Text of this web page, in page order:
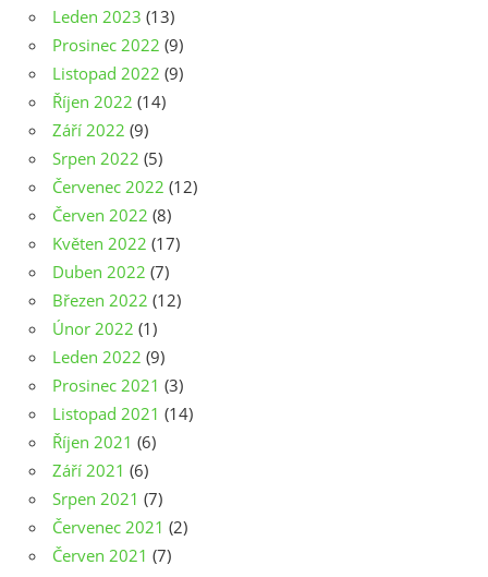
Leden 2023 (13)
Prosinec 2022 (9)
Listopad 2022 (9)
Říjen 2022 (14)
Září 2022 (9)
Srpen 2022 (5)
Červenec 2022 (12)
Červen 2022 (8)
Květen 2022 (17)
Duben 2022 (7)
Březen 2022 (12)
Únor 2022 (1)
Leden 2022 (9)
Prosinec 2021 (3)
Listopad 2021 (14)
Říjen 2021 (6)
Září 2021 (6)
Srpen 2021 (7)
Červenec 2021 (2)
Červen 2021 (7)